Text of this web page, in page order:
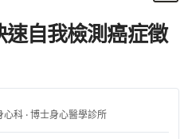
速自我檢測癌症徵
心科 · 博士身心醫學診所